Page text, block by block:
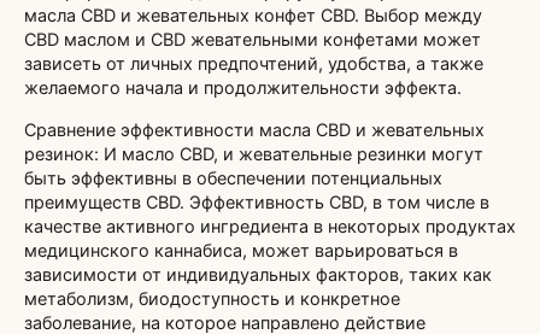
масла CBD и жевательных конфет CBD. Выбор между
CBD маслом и CBD жевательными конфетами может
зависеть от личных предпочтений, удобства, а также
желаемого начала и продолжительности эффекта.
Сравнение эффективности масла CBD и жевательных
резинок: И масло CBD, и жевательные резинки могут
быть эффективны в обеспечении потенциальных
преимуществ CBD. Эффективность CBD, в том числе в
качестве активного ингредиента в некоторых продуктах
медицинского каннабиса, может варьироваться в
зависимости от индивидуальных факторов, таких как
метаболизм, биодоступность и конкретное
заболевание, на которое направлено действие